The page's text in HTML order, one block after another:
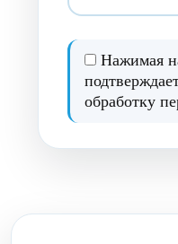
Нажимая
обработку